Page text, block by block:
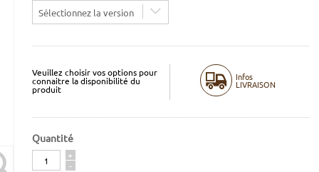
Sélectionnez la version
Veuillez choisir vos options pour
connaitre la disponibilité du
produit
Infos
LIVRAISON
Quantité
Quantité
+
-